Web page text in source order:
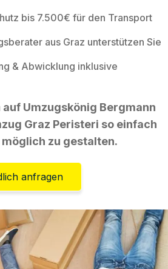
bis 7.500€ für den Transport
aus Graz unterstützen Sie
& Abwicklung inklusive
Umzugskönig Bergmann
Graz Peristeri so einfach
zu gestalten.
anfragen